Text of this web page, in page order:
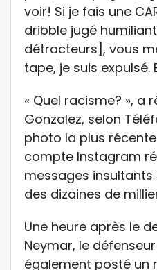
voir! Si je fais une
dribble jugé
détracteurs], vous
tape, je suis expulsé.
« Quel racisme? », a
Gonzalez, selon
photo la plus
compte Instagram
messages
des dizaines de
Une heure après le
Neymar, le
également posté un